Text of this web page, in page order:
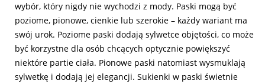
wybór, który nigdy nie wychodzi z mody. Paski mogą być
poziome, pionowe, cienkie lub szerokie – każdy wariant ma
swój urok. Poziome paski dodają sylwetce objętości, co może
być korzystne dla osób chcących optycznie powiększyć
niektóre partie ciała. Pionowe paski natomiast wysmuklają
sylwetkę i dodają jej elegancji. Sukienki w paski świetnie